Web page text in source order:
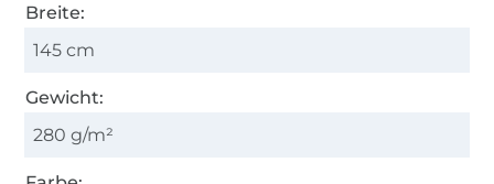
Breite:
145 cm
Gewicht:
280 g/m²